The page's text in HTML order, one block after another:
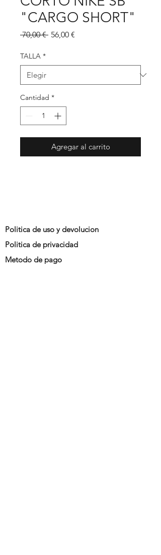
"CARGO SHORT"
70,00 € Precio
56,00 €
TALLA *
Cantidad *
Agregar al carrito
Politica de uso y devolucion
Politica de privacidad
Metodo de pago